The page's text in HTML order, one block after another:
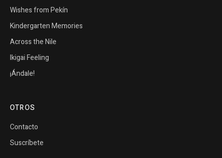
Wishes from Pekín
Kindergarten Memories
Across the Nile
Ikigai Feeling
¡Ándale!
OTROS
Contacto
Suscríbete